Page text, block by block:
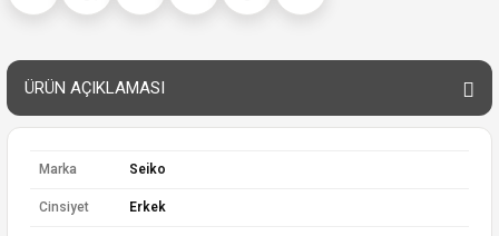
ÜRÜN AÇIKLAMASI
Marka Seiko
Cinsiyet Erkek